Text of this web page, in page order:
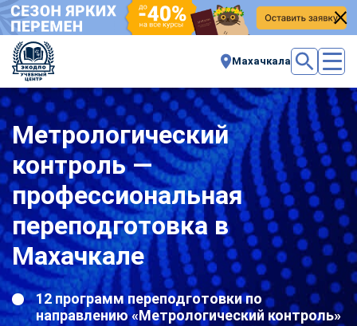
Махачкала
Метрологический
контроль —
профессиональная
переподготовка в
Махачкале
12 программ переподготовки по
направлению «Метрологический контроль»